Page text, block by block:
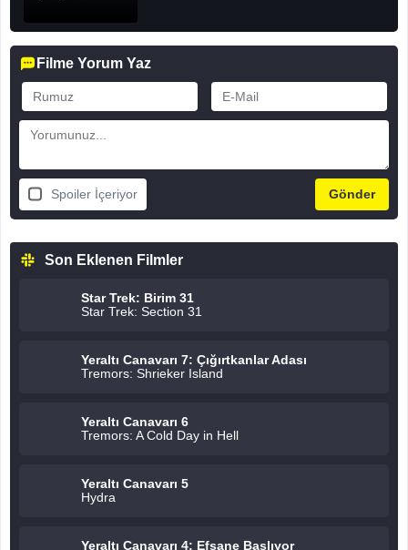
Filme Yorum Yaz
Spoiler İçeriyor
Son Eklenen Filmler
Star Trek: Birim 31
Star Trek: Section 31
Yeraltı Canavarı 7: Çığırtkanlar Adası
Tremors: Shrieker Island
Yeraltı Canavarı 6
Tremors: A Cold Day in Hell
Yeraltı Canavarı 5
Hydra
Yeraltı Canavarı 4: Efsane Başlıyor